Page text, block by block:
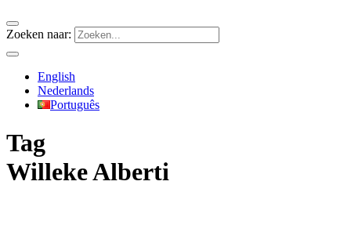
Zoeken naar:
English
Nederlands
Português
Tag
Willeke Alberti